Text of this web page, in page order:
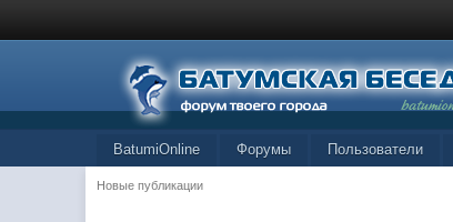
BatumiOnline Форумы Пользователи
Новые публикации